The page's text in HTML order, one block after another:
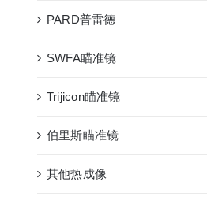
PARD普雷德
SWFA瞄准镜
Trijicon瞄准镜
伯里斯瞄准镜
其他热成像